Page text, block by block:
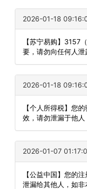
2026-01-18
【苏宁易购】3157
要，请勿向任何人泄
2026-01-18
【个人所得税】您
效，请勿泄漏于他人
2026-01-07
【公益中国】您的
泄漏给其他人，如非